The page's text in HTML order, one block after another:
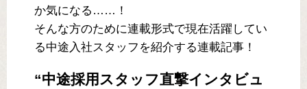
か気になる……！
そんな方のために連載形式で現在活躍してい
る中途入社スタッフを紹介する連載記事！
“中途採用スタッフ直撃インタビュ